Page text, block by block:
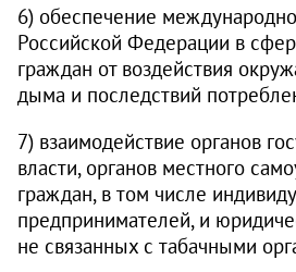
6) обеспечение
Российской Федерации в
граждан от воздействия
дыма и последствий
7) взаимодействие органов
власти, органов местного
граждан, в том числе
предпринимателей, и
не связанных с табачными